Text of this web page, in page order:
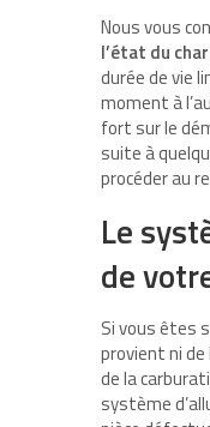
Nous vous
l’état du
durée de vie
moment à
fort sur le
suite à
procéder au
Le
de
Si vous êtes
provient ni
de la
système